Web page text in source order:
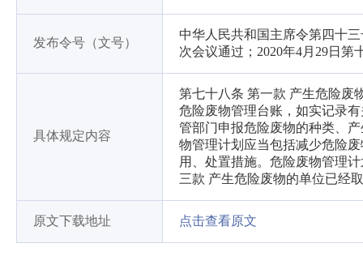
发布令号（文号）
中华人民共和国主席令第四十
次会议通过；2020年4月29日
具体规定内容
第七十八条 第一款 产生危险废
危险废物管理台账，如实记录
管部门申报危险废物的种类、
物管理计划应当包括减少危险
用、处置措施。危险废物管理
三款 产生危险废物的单位已
原文下载地址 点击查看原文